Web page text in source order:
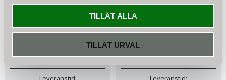
TILLÅT ALLA
TILLÅT URVAL
Schraderventil
hydropress tank 24L-
100L
95
40 rader 440 kW
Plattvärmeväxlare
Värmeväxlare som är kompakt
och liten med låg vikt och hög